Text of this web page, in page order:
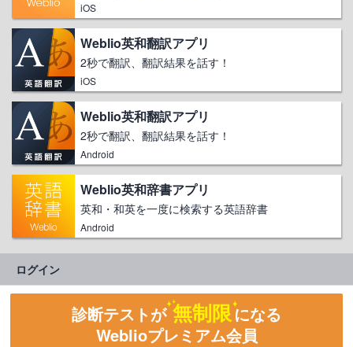
iOS
Weblio英和翻訳アプリ
2秒で翻訳、翻訳結果を話す！
iOS
Weblio英和翻訳アプリ
2秒で翻訳、翻訳結果を話す！
Android
Weblio英和辞書アプリ
英和・和英を一度に検索する英語辞書
Android
ログイン
診断テストが 無制限になる
Weblioプレミアム会員